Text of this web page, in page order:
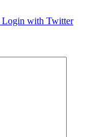
Login with Twitter